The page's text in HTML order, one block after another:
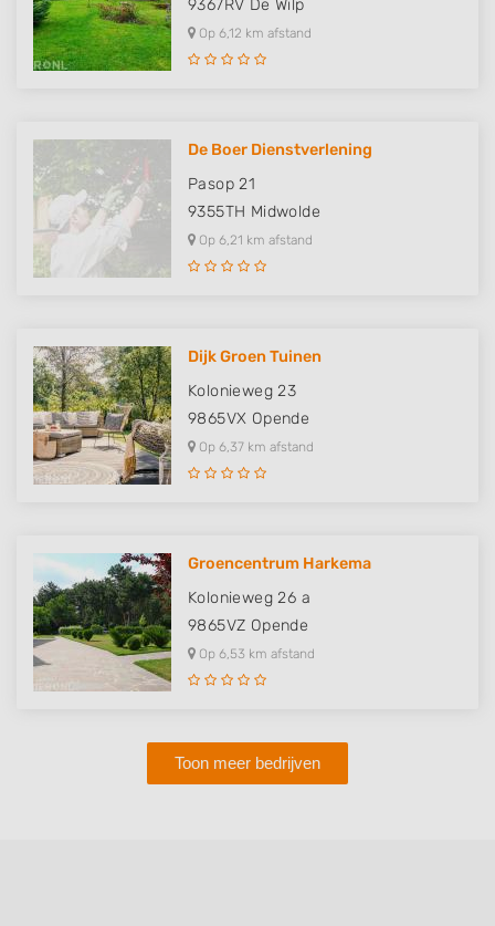
9367RV De Wilp
Op 6,12 km afstand
De Boer Dienstverlening
Pasop 21
9355TH Midwolde
Op 6,21 km afstand
Dijk Groen Tuinen
Kolonieweg 23
9865VX Opende
Op 6,37 km afstand
Groencentrum Harkema
Kolonieweg 26 a
9865VZ Opende
Op 6,53 km afstand
Toon meer bedrijven